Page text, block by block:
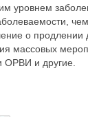
уровнем
о продлении
массовых
ОРВИ и другие.